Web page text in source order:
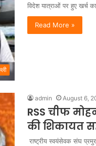
विदेश यात्राओं पर हुए खर्च
Read More »
admin August 6,
RSS चीफ
की शिकायत
राष्ट्रीय स्वयंसेवक संघ